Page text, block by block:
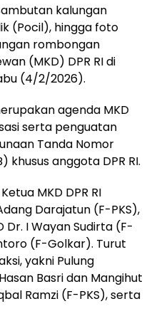
kalungan
(Pocil), hingga foto
rombongan
(MKD) DPR RI di
(4/2/2026).
agenda MKD
serta penguatan
Tanda Nomor
khusus anggota DPR RI.
MKD DPR RI
Darajatun (F-PKS),
Dr. I Wayan Sudirta (F-
(F-Golkar). Turut
yakni Pulung
Basri dan Mangihut
Ramzi (F-PKS), serta